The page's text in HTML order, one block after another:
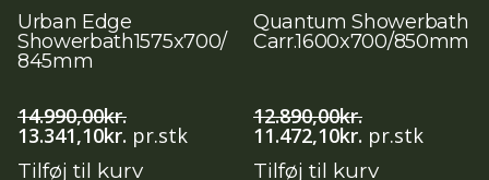
Urban Edge
Showerbath1575x700/
845mm
14.990,00kr.
Den
oprindelige
pris
13.341,10kr. Den
aktuelle
pris
pr.stk
Tilføj til kurv
Quantum Showerbath
Carr.1600x700/850mm
12.890,00kr.
Den
oprindelige
pris
11.472,10kr. Den
aktuelle
pris
pr.stk
Tilføj til kurv